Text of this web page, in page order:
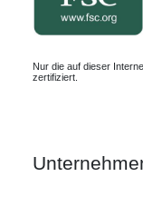
Nur die auf dieser
zertifiziert.